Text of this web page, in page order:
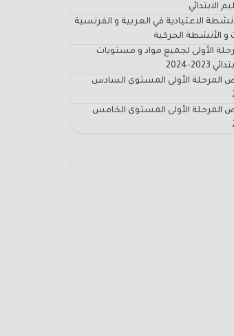
الابتدائي
الاعتيادية في العربية و الفرنسية
و الأنشطة الحركية
الأولى لجميع مواد و مستويات
2024
المرحلة الأولى المستوى السادس
المرحلة الأولى المستوى الخامس